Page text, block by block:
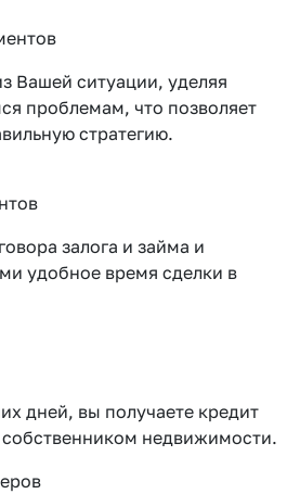
Вашей ситуации, уделяя
проблемам, что позволяет
стратегию.
залога и займа и
удобное время сделки в
дней, вы получаете кредит
собственником недвижимости.